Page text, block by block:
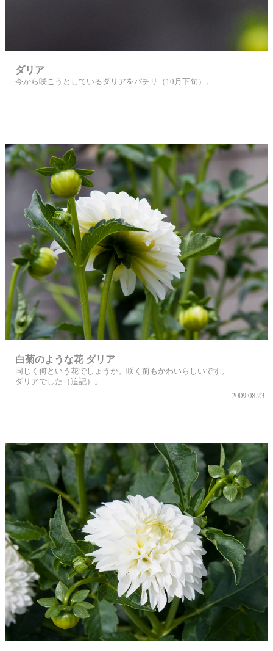
ダリア
今から咲こうとしているダリアをパチリ（10月下旬）。
白菊のような花ダリア
同じく何という花でしょうか。咲く前もかわいらしいです。
ダリアでした（追記）。
2009.08.23